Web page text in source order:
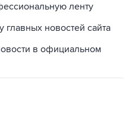
ленту
главных новостей сайта
в официальном